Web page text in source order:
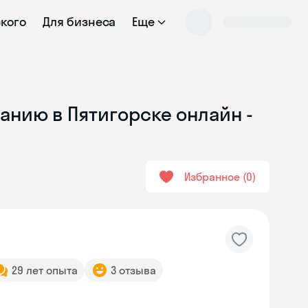
Для бизнеса Еще
в Пятигорске онлайн -
Избранное 0
29 лет опыта 3 отзыва